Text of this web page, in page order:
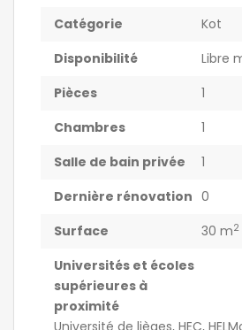
Catégorie
Kot
Disponibilité
Libre
Pièces
1
Chambres
1
Salle de bain privée
1
Dernière rénovation 0
Surface
30 m2
Universités et écoles
supérieures à
proximité